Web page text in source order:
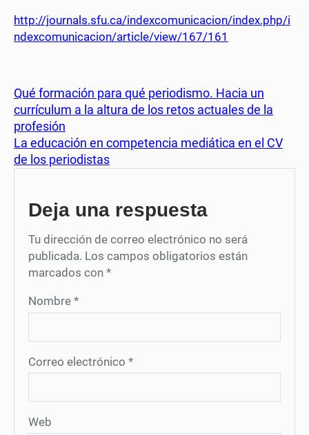
http://journals.sfu.ca/indexcomunicacion/index.php/i
ndexcomunicacion/article/view/167/161
Qué formación para qué periodismo. Hacia un
currículum a la altura de los retos actuales de la
profesión
La educación en competencia mediática en el CV
de los periodistas
Deja una respuesta
Tu dirección de correo electrónico no será
publicada. Los campos obligatorios están
marcados con *
Nombre *
Correo electrónico *
Web